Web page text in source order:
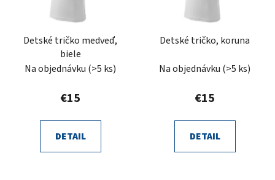
Detské tričko medveď,
biele
Na objednávku (>5 ks)
€15
DETAIL
Detské tričko, koruna
Na objednávku (>5 ks)
€15
DETAIL